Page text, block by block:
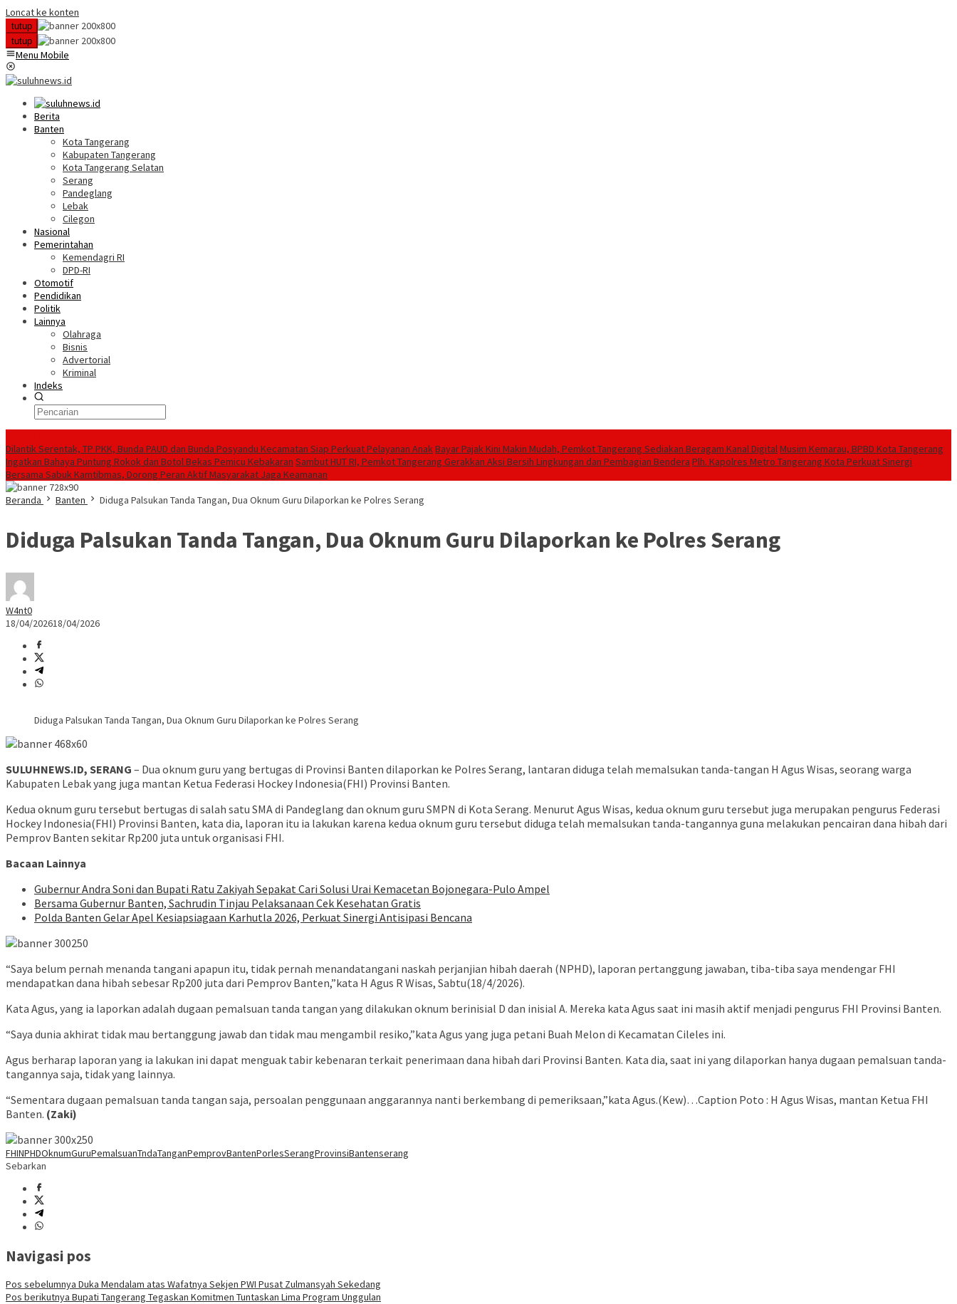
Loncat ke konten
tutup
tutup
Menu Mobile
Berita
Banten
Kota Tangerang
Kabupaten Tangerang
Kota Tangerang Selatan
Serang
Pandeglang
Lebak
Cilegon
Nasional
Pemerintahan
Kemendagri RI
DPD-RI
Otomotif
Pendidikan
Politik
Lainnya
Olahraga
Bisnis
Advertorial
Kriminal
Indeks
Dilantik Serentak, TP PKK, Bunda PAUD dan Bunda Posyandu Kecamatan Siap Perkuat Pelayanan AnakBayar Pajak Kini Makin Mudah, Pemkot Tangerang Sediakan Beragam Kanal DigitalMusim Kemarau, BPBD Kota Tangerang
Ingatkan Bahaya Puntung Rokok dan Botol Bekas Pemicu Kebakaran Sambut HUT RI, Pemkot Tangerang Gerakkan Aksi Bersih Lingkungan dan Pembagian Bendera Plh. Kapolres Metro Tangerang Kota Perkuat Sinergi
Bersama Sabuk Kamtibmas, Dorong Peran Aktif Masyarakat Jaga Keamanan
Beranda
Banten Diduga Palsukan Tanda Tangan, Dua Oknum Guru Dilaporkan ke Polres Serang
Diduga Palsukan Tanda Tangan, Dua Oknum Guru Dilaporkan ke Polres Serang
W4nt0
18/04/202618/04/2026
Diduga Palsukan Tanda Tangan, Dua Oknum Guru Dilaporkan ke Polres Serang
SULUHNEWS.ID, SERANG – Dua oknum guru yang bertugas di Provinsi Banten dilaporkan ke Polres Serang, lantaran diduga telah memalsukan tanda-tangan H Agus Wisas, seorang warga
Kabupaten Lebak yang juga mantan Ketua Federasi Hockey Indonesia(FHI) Provinsi Banten.
Kedua oknum guru tersebut bertugas di salah satu SMA di Pandeglang dan oknum guru SMPN di Kota Serang. Menurut Agus Wisas, kedua oknum guru tersebut juga merupakan pengurus Federasi
Hockey Indonesia(FHI) Provinsi Banten, kata dia, laporan itu ia lakukan karena kedua oknum guru tersebut diduga telah memalsukan tanda-tangannya guna melakukan pencairan dana hibah dari
Pemprov Banten sekitar Rp200 juta untuk organisasi FHI.
Bacaan Lainnya
Gubernur Andra Soni dan Bupati Ratu Zakiyah Sepakat Cari Solusi Urai Kemacetan Bojonegara-Pulo Ampel
Bersama Gubernur Banten, Sachrudin Tinjau Pelaksanaan Cek Kesehatan Gratis
Polda Banten Gelar Apel Kesiapsiagaan Karhutla 2026, Perkuat Sinergi Antisipasi Bencana
“Saya belum pernah menanda tangani apapun itu, tidak pernah menandatangani naskah perjanjian hibah daerah (NPHD), laporan pertanggung jawaban, tiba-tiba saya mendengar FHI
mendapatkan dana hibah sebesar Rp200 juta dari Pemprov Banten,”kata H Agus R Wisas, Sabtu(18/4/2026).
Kata Agus, yang ia laporkan adalah dugaan pemalsuan tanda tangan yang dilakukan oknum berinisial D dan inisial A. Mereka kata Agus saat ini masih aktif menjadi pengurus FHI Provinsi Banten.
“Saya dunia akhirat tidak mau bertanggung jawab dan tidak mau mengambil resiko,”kata Agus yang juga petani Buah Melon di Kecamatan Cileles ini.
Agus berharap laporan yang ia lakukan ini dapat menguak tabir kebenaran terkait penerimaan dana hibah dari Provinsi Banten. Kata dia, saat ini yang dilaporkan hanya dugaan pemalsuan tanda-
tangannya saja, tidak yang lainnya.
“Sementara dugaan pemalsuan tanda tangan saja, persoalan penggunaan anggarannya nanti berkembang di pemeriksaan,”kata Agus.(Kew)…Caption Poto : H Agus Wisas, mantan Ketua FHI
Banten. (Zaki)
FHINPHDOknumGuruPemalsuanTndaTanganPemprovBantenPorlesSerangProvinsiBantenserang
Sebarkan
Navigasi pos
Pos sebelumnya Duka Mendalam atas Wafatnya Sekjen PWI Pusat Zulmansyah Sekedang
Pos berikutnya Bupati Tangerang Tegaskan Komitmen Tuntaskan Lima Program Unggulan